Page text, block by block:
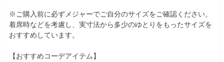
※ご購入前に必ずメジャーでご自分のサイズをご確認ください。
着席時などを考慮し、実寸法から多少のゆとりをもったサイズを
おすすめしています。
【おすすめコーデアイテム】